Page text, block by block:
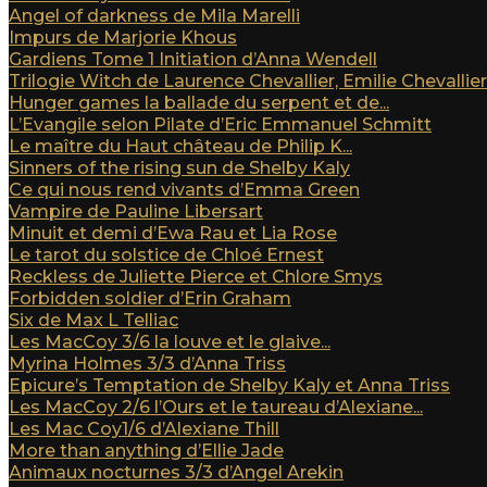
Angel of darkness de Mila Marelli
Impurs de Marjorie Khous
Gardiens Tome 1 Initiation d’Anna Wendell
Trilogie Witch de Laurence Chevallier, Emilie Chevallier
Hunger games la ballade du serpent et de...
L’Evangile selon Pilate d’Eric Emmanuel Schmitt
Le maître du Haut château de Philip K...
Sinners of the rising sun de Shelby Kaly
Ce qui nous rend vivants d’Emma Green
Vampire de Pauline Libersart
Minuit et demi d’Ewa Rau et Lia Rose
Le tarot du solstice de Chloé Ernest
Reckless de Juliette Pierce et Chlore Smys
Forbidden soldier d’Erin Graham
Six de Max L Telliac
Les MacCoy 3/6 la louve et le glaive...
Myrina Holmes 3/3 d’Anna Triss
Epicure’s Temptation de Shelby Kaly et Anna Triss
Les MacCoy 2/6 l’Ours et le taureau d’Alexiane...
Les Mac Coy1/6 d’Alexiane Thill
More than anything d’Ellie Jade
Animaux nocturnes 3/3 d’Angel Arekin